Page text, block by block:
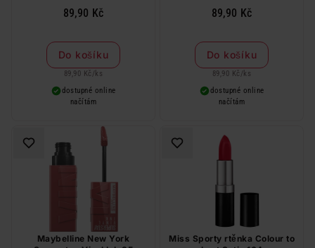
89,90 Kč
Do košíku
89,90 Kč / ks
dostupné online
načítám
89,90 Kč
Do košíku
89,90 Kč / ks
dostupné online
načítám
Maybelline New York
Miss Sporty rtěnka Colour to